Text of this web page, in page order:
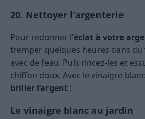
20. Nettoyer l’argenterie
Pour redonner l’éclat à votre
tremper quelques heures dans du
avec de l’eau. Puis rincez-les et
chiffon doux. Avec le vinaigre
briller l’argent !
Le vinaigre blanc au jardin